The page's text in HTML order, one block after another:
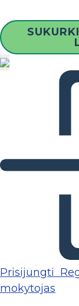
Prisijungti
mokytojas